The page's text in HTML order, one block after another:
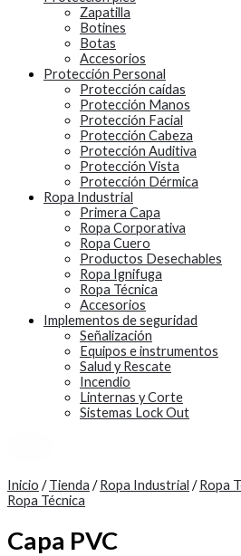
Zapatilla
Botines
Botas
Accesorios
Protección Personal
Protección caídas
Protección Manos
Protección Facial
Protección Cabeza
Protección Auditiva
Protección Vista
Protección Dérmica
Ropa Industrial
Primera Capa
Ropa Corporativa
Ropa Cuero
Productos Desechables
Ropa Ignifuga
Ropa Técnica
Accesorios
Implementos de seguridad
Señalización
Equipos e instrumentos
Salud y Rescate
Incendio
Linternas y Corte
Sistemas Lock Out
Inicio /Tienda /Ropa Industrial /Ropa
Ropa Técnica
Capa PVC